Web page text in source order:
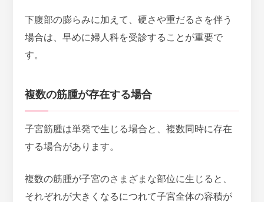
下腹部の膨らみに加えて、硬さや重だるさを伴う
場合は、早めに婦人科を受診することが重要で
す。
複数の筋腫が存在する場合
子宮筋腫は単発で生じる場合と、複数同時に存在
する場合があります。
複数の筋腫が子宮のさまざまな部位に生じると、
それぞれが大きくなるにつれて子宮全体の容積が